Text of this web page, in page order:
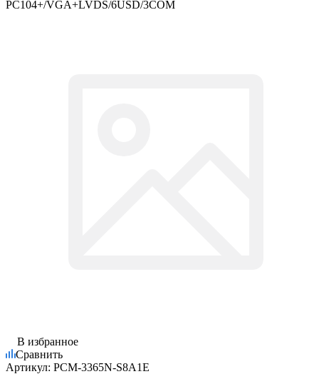
PC104+/VGA+LVDS/6USD/3COM
В избранное
Сравнить
Артикул: PCM-3365N-S8A1E